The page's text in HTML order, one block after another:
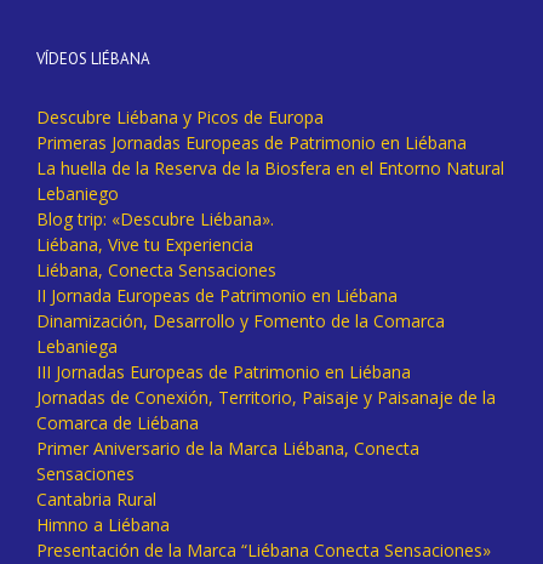
VÍDEOS LIÉBANA
Descubre Liébana y Picos de Europa
Primeras Jornadas Europeas de Patrimonio en Liébana
La huella de la Reserva de la Biosfera en el Entorno Natural
Lebaniego
Blog trip: «Descubre Liébana».
Liébana, Vive tu Experiencia
Liébana, Conecta Sensaciones
II Jornada Europeas de Patrimonio en Liébana
Dinamización, Desarrollo y Fomento de la Comarca
Lebaniega
III Jornadas Europeas de Patrimonio en Liébana
Jornadas de Conexión, Territorio, Paisaje y Paisanaje de la
Comarca de Liébana
Primer Aniversario de la Marca Liébana, Conecta
Sensaciones
Cantabria Rural
Himno a Liébana
Presentación de la Marca “Liébana Conecta Sensaciones»